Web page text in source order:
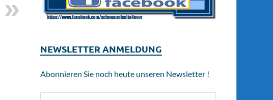
NEWSLETTER ANMELDUNG
Abonnieren Sie noch heute unseren Newsletter !